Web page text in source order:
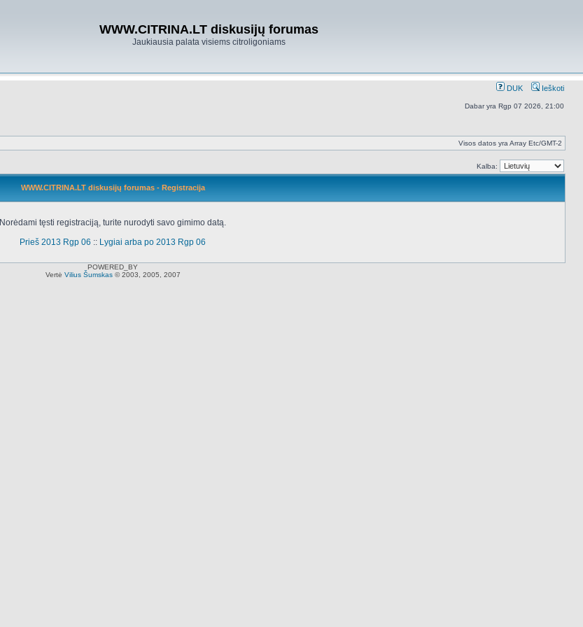
WWW.CITRINA.LT diskusijų forumas
Jaukiausia palata visiems citroligoniams
DUK Ieškoti
Dabar yra Rgp 07 2026, 21:00
Visos datos yra Array Etc/GMT-2
Kalba:
WWW.CITRINA.LT diskusijų forumas - Registracija
Norėdami tęsti registraciją, turite nurodyti savo gimimo datą.
Prieš 2013 Rgp 06 :: Lygiai arba po 2013 Rgp 06
POWERED_BY
Vertė Vilius Šumskas© 2003, 2005, 2007